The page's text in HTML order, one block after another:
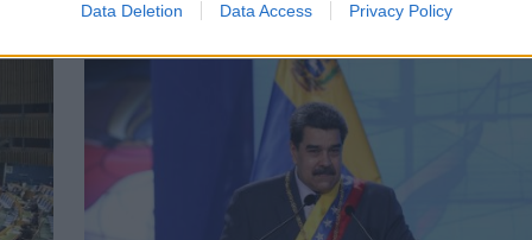
Data Deletion Data Access Privacy Policy